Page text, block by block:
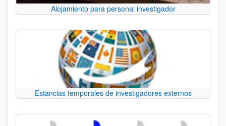
Alojamiento para personal investigador
Estancias temporales de investigadores externos